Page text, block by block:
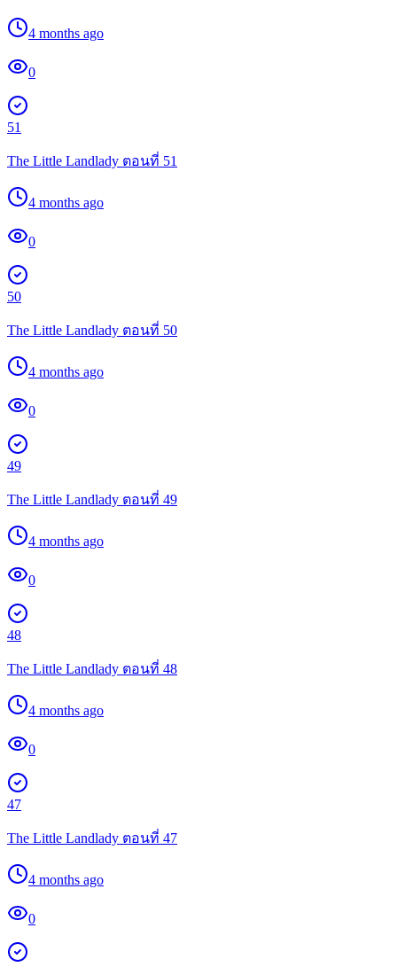
4 months ago
0
51
The Little Landlady ตอนที่ 51
4 months ago
0
50
The Little Landlady ตอนที่ 50
4 months ago
0
49
The Little Landlady ตอนที่ 49
4 months ago
0
48
The Little Landlady ตอนที่ 48
4 months ago
0
47
The Little Landlady ตอนที่ 47
4 months ago
0